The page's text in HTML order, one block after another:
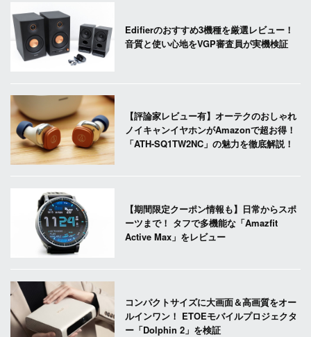
Edifierのおすすめ3機種を厳選レビュー！
音質と使い心地をVGP審査員が実機検証
【評論家レビュー有】オーテクのおしゃれ
ノイキャンイヤホンがAmazonで超お得！
「ATH-SQ1TW2NC」の魅力を徹底解説！
【期間限定クーポン情報も】日常からスポ
ーツまで！ タフで多機能な「Amazfit
Active Max」をレビュー
コンパクトサイズに大画面＆高画質をオー
ルインワン！ ETOEモバイルプロジェクタ
ー「Dolphin 2」を検証